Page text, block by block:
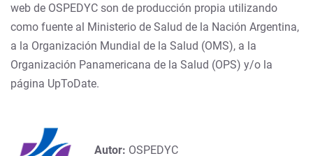
web de OSPEDYC son de producción propia utilizando
como fuente al Ministerio de Salud de la Nación Argentina,
a la Organización Mundial de la Salud (OMS), a la
Organización Panamericana de la Salud (OPS) y/o la
página UpToDate.
Autor: OSPEDYC